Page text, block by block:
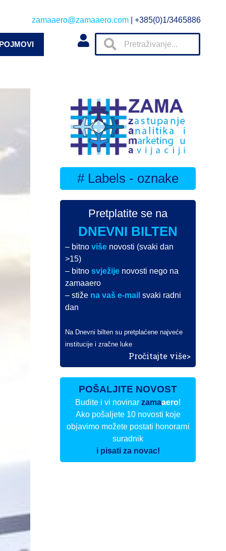
zamaaero@zamaaero.com | +385(0)1/3465886
# Labels - oznake
Pretplatite se na
DNEVNI BILTEN
– bitnoviše novosti (svaki dan
>15)
– bitnosvježije novosti nego na
zamaaero
– stiže na vaš e-mail svaki radni
dan
Na Dnevni bilten su pretplaćene najveće
institucije i zračne luke
Pročitajte više>
POŠALJITE NOVOST
Budite i vi novinarzamaaero!
Ako pošaljete 10 novosti koje
objavimo možete postati honorarni
suradnik
i pisati za novac!